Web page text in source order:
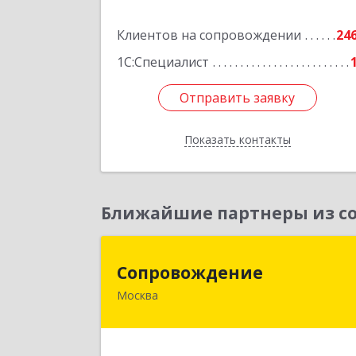
Клиентов на сопровождении
1С:Специалист
1
Отправить заявку
Показать контакты
Подробнее
Отправить заявку
Назад
Ближайшие партнеры из
Сопровождение
Москва
117198, Москва г, Саморы Машела ул,